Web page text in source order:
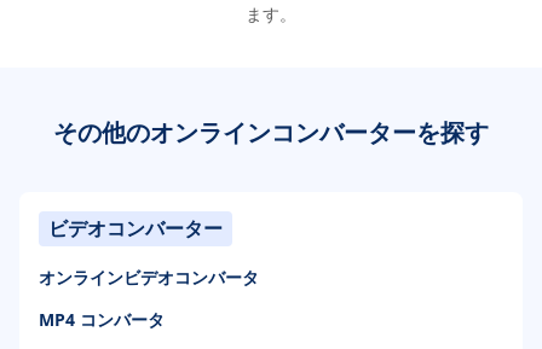
ます。
その他のオンラインコンバーターを探す
ビデオコンバーター
オンラインビデオコンバータ
MP4 コンバータ